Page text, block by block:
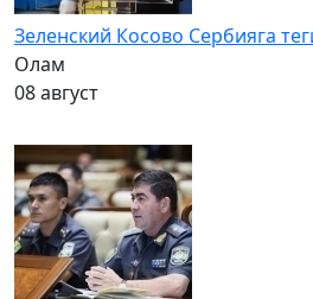
Зеленский Косово Сербияга
Олам
08 август